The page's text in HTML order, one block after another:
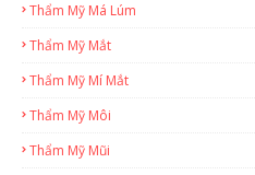
Thẩm Mỹ Má Lúm
Thẩm Mỹ Mắt
Thẩm Mỹ Mí Mắt
Thẩm Mỹ Môi
Thẩm Mỹ Mũi